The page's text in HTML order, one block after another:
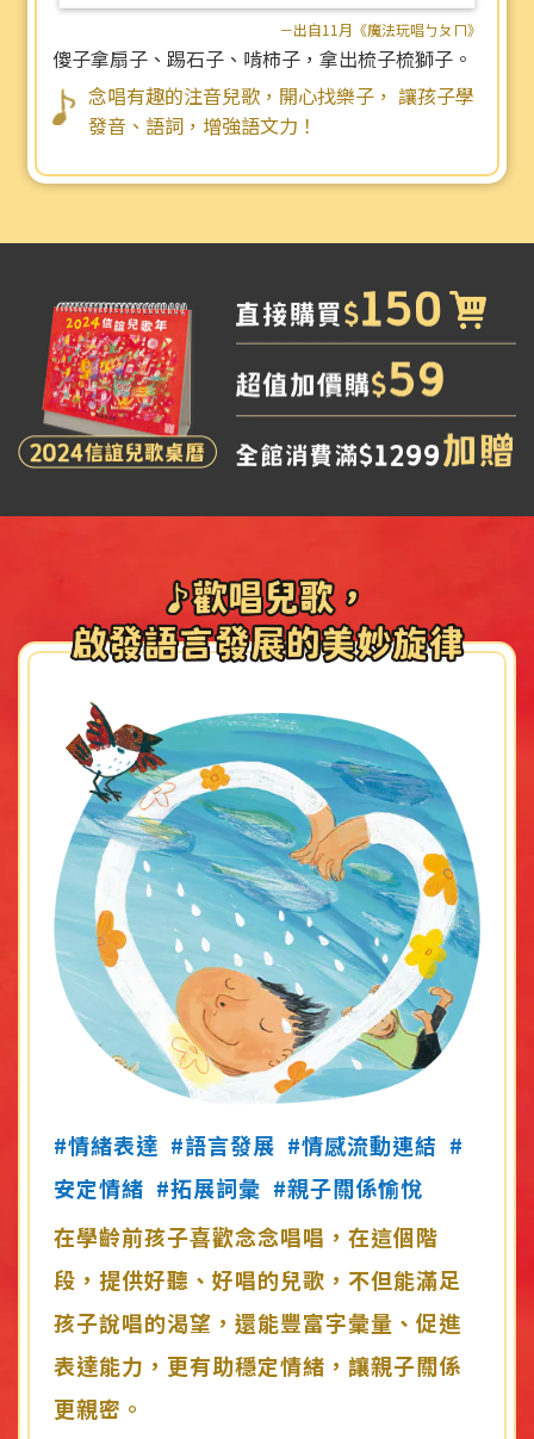
－出自11月《魔法玩唱ㄅㄆㄇ》
傻子拿扇子、踢石子、啃柿子，拿出梳子梳獅子。
念唱有趣的注音兒歌，開心找樂子， 讓孩子學
發音、語詞，增強語文力！
#情緒表達 #語言發展 #情感流動連結 #
安定情緒 #拓展詞彙 #親子關係愉悅
在學齡前孩子喜歡念念唱唱，在這個階
段，提供好聽、好唱的兒歌，不但能滿足
孩子說唱的渴望，還能豐富字彙量、促進
表達能力，更有助穩定情緒，讓親子關係
更親密。